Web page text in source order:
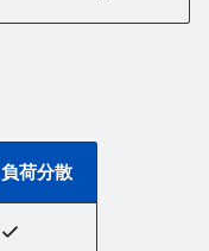
負荷分散